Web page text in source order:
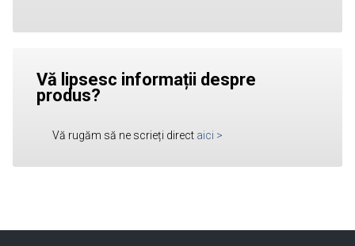
Vă lipsesc informații despre
produs?
Vă rugăm să ne scrieți direct aici >